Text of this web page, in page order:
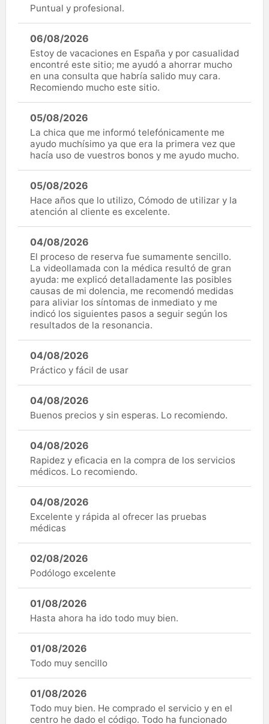
Puntual y profesional.
06/08/2026
Estoy de vacaciones en España y por casualidad
encontré este sitio; me ayudó a ahorrar mucho
en una consulta que habría salido muy cara.
Recomiendo mucho este sitio.
05/08/2026
La chica que me informó telefónicamente me
ayudo muchísimo ya que era la primera vez que
hacía uso de vuestros bonos y me ayudo mucho.
05/08/2026
Hace años que lo utilizo, Cómodo de utilizar y la
atención al cliente es excelente.
04/08/2026
El proceso de reserva fue sumamente sencillo.
La videollamada con la médica resultó de gran
ayuda: me explicó detalladamente las posibles
causas de mi dolencia, me recomendó medidas
para aliviar los síntomas de inmediato y me
indicó los siguientes pasos a seguir según los
resultados de la resonancia.
04/08/2026
Práctico y fácil de usar
04/08/2026
Buenos precios y sin esperas. Lo recomiendo.
04/08/2026
Rapidez y eficacia en la compra de los servicios
médicos. Lo recomiendo.
04/08/2026
Excelente y rápida al ofrecer las pruebas
médicas
02/08/2026
Podólogo excelente
01/08/2026
Hasta ahora ha ido todo muy bien.
01/08/2026
Todo muy sencillo
01/08/2026
Todo muy bien. He comprado el servicio y en el
centro he dado el código. Todo ha funcionado